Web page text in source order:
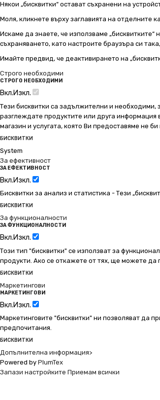
Някои „бисквитки“ остават съхранени на
Моля, кликнете върху заглавията на отделните
Искаме да знаете, че използваме „бисквитките“
съхраняването, като настроите браузъра си
Имайте предвид, че деактивирането на
Строго необходими
СТРОГО НЕОБХОДИМИ
Вкл.Изкл.
Тези бисквитки са задължителни и
разглеждате продуктите или друга информация
магазин и услугата, която Ви предоставяме не
БИСКВИТКИ
System
За ефективност
ЗА ЕФЕКТИВНОСТ
Вкл.Изкл.
Бисквитки за анализ и статистика - Тези
БИСКВИТКИ
За функционалности
ЗА ФУНКЦИОНАЛНОСТИ
Вкл.Изкл.
Този тип "бисквитки" се използват за
продукти. Ако се откажете от тях, ще можете да
БИСКВИТКИ
Маркетингови
МАРКЕТИНГОВИ
Вкл.Изкл.
Маркетинговите "бисквитки" ни позволяват да
предпочитания.
БИСКВИТКИ
Допълнителна информация>
Powered by PlumTex
Запази настройките Приемам всички